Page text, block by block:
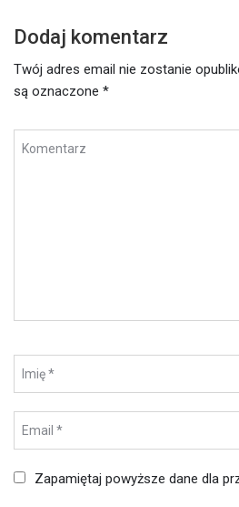
Dodaj komentarz
Twój adres email nie zostanie
są oznaczone *
Zapamiętaj powyższe dane dla